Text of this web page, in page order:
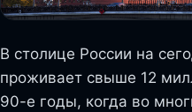
В столице России на
проживает свыше 12
90-е годы, когда во